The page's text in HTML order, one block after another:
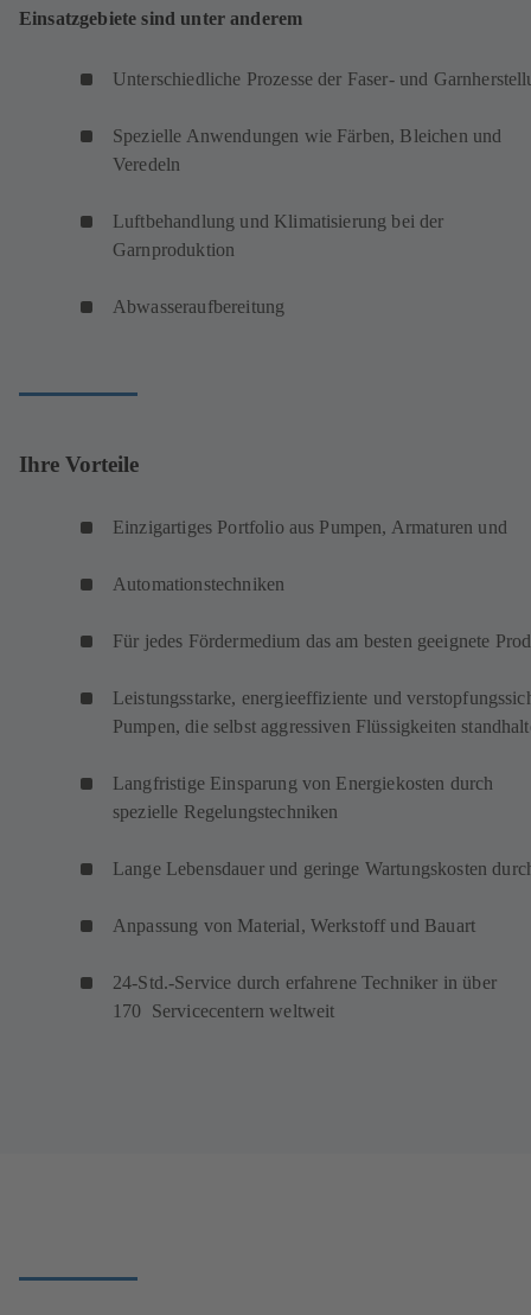
Einsatzgebiete sind unter anderem
Unterschiedliche Prozesse der Faser- und
Spezielle Anwendungen wie Färben, Bleichen und
Veredeln
Luftbehandlung und Klimatisierung bei der
Garnproduktion
Abwasseraufbereitung
Ihre Vorteile
Einzigartiges Portfolio aus Pumpen, Armaturen und
Automationstechniken
Für jedes Fördermedium das am besten geeignete
Leistungsstarke, energieeffiziente und
Pumpen, die selbst aggressiven Flüssigkeiten
Langfristige Einsparung von Energiekosten durch
spezielle Regelungstechniken
Lange Lebensdauer und geringe Wartungskosten
Anpassung von Material, Werkstoff und Bauart
24-Std.-Service durch erfahrene Techniker in über
170 Servicecentern weltweit